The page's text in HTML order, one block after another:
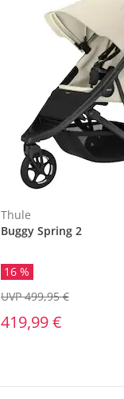
Thule
Buggy Spring 2
16 %
419,99 €
UVP 499,95 €